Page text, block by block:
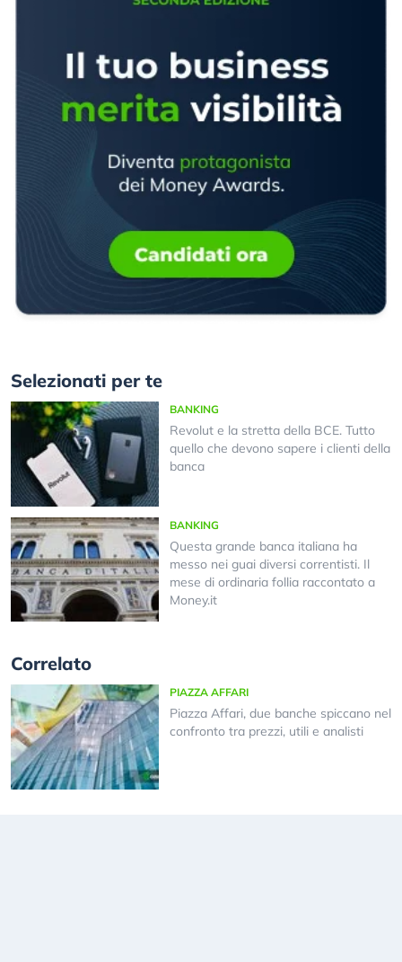
Selezionati per te
BANKING
Revolut e la stretta della BCE. Tutto
quello che devono sapere i clienti della
banca
BANKING
Questa grande banca italiana ha
messo nei guai diversi correntisti. Il
mese di ordinaria follia raccontato a
Money.it
Correlato
PIAZZA AFFARI
Piazza Affari, due banche spiccano nel
confronto tra prezzi, utili e analisti